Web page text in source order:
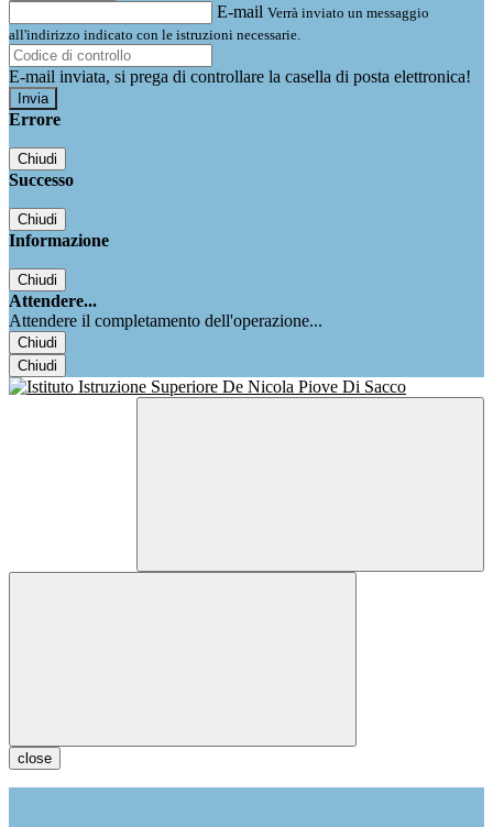
E-mail Verrà inviato un messaggio
all'indirizzo indicato con le istruzioni necessarie.
E-mail inviata, si prega di controllare la casella di posta elettronica!
Errore
Chiudi
Successo
Chiudi
Informazione
Chiudi
Attendere...
Attendere il completamento dell'operazione...
Chiudi
Chiudi
close